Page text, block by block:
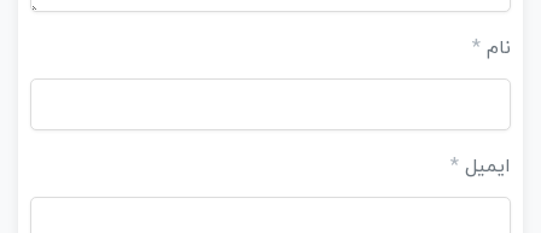
نام *
ایمیل *